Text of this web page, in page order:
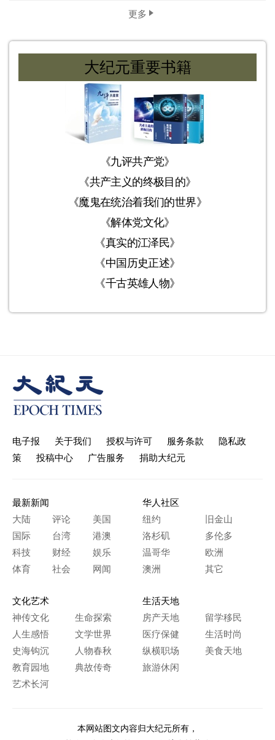
更多
大纪元重要书籍
《九评共产党》
《共产主义的终极目的》
《魔鬼在统治着我们的世界》
《解体党文化》
《真实的江泽民》
《中国历史正述》
《千古英雄人物》
电子报 关于我们 授权与许可 服务条款
隐私政
策
投稿中心 广告服务 捐助大纪元
最新新闻
大陆
评论
美国
国际
台湾
港澳
科技
财经
娱乐
体育
社会 网闻
华人社区
纽约
旧金山
洛杉矶
多伦多
温哥华
欧洲
澳洲
其它
文化艺术
神传文化
生命探索
人生感悟
文学世界
史海钩沉
人物春秋
教育园地
典故传奇
艺术长河
生活天地
房产天地
留学移民
医疗保健
生活时尚
纵横职场
美食天地
旅游休闲
本网站图文内容归大纪元所有，